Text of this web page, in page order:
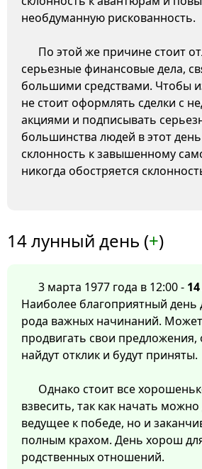
необдуманную рискованность.
По этой же причине стоит
серьезные финансовые дела,
большими средствами. Чтобы
не стоит оформлять сделки с
акциями и подписывать
большинства людей в этот
склонность к завышенному
никогда обостряется
14 лунный день (+)
3 марта 1977 года в 12:00 -
Наиболее благоприятный день
рода важных начинаний.
продвигать свои предложения,
найдут отклик и будут приняты.
Однако стоит все
взвесить, так как начать
ведущее к победе, но и
полным крахом. День хорош
родственных отношений.